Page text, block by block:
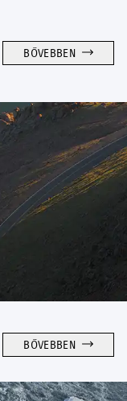
BŐVEBBEN
BŐVEBBEN